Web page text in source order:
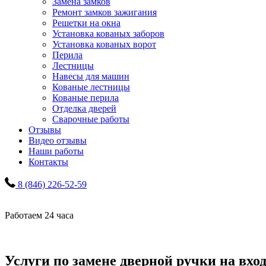
Ремонт замков зажигания
Решетки на окна
Установка кованых заборов
Установка кованых ворот
Перила
Лестницы
Навесы для машин
Кованые лестницы
Кованые перила
Отделка дверей
Сварочные работы
Отзывы
Видео отзывы
Наши работы
Контакты
8 (846) 226-52-59
Работаем 24 часа
Услуги по замене дверной ручки на